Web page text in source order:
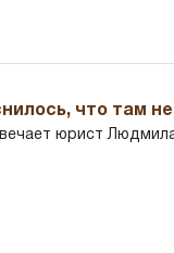
что там
юрист